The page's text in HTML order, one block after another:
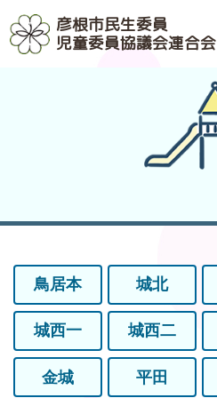
彦根市民生委員
児童委員協議会連合会
鳥居本 城北
城西一 城西二
金城 平田